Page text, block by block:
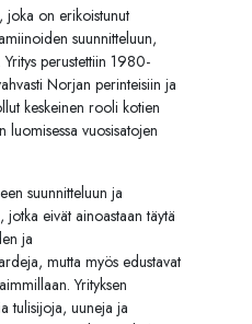
on erikoistunut
suunnitteluun,
perustettiin 1980-
Norjan perinteisiin ja
keskeinen rooli kotien
luomisessa vuosisatojen
suunnitteluun ja
eivät ainoastaan täytä
ja
mutta myös edustavat
Yrityksen
tulisijoja, uuneja ja